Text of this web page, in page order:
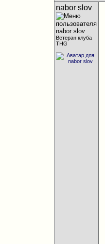
nabor slov
Ветеран клуба
THG